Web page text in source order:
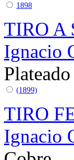
1898
TIRO A
Ignacio
Plateado
(1899)
TIRO
Ignacio